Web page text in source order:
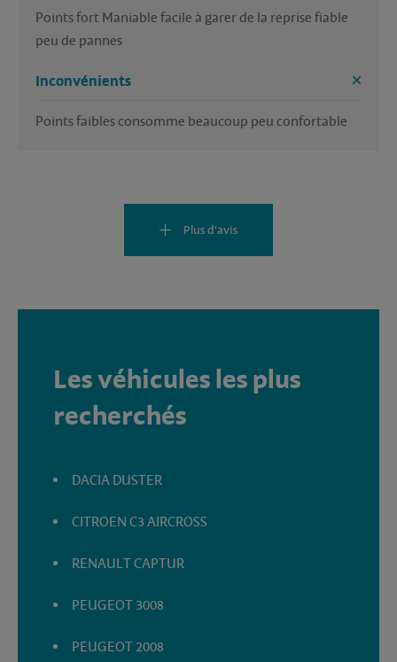
Points fort Maniable facile à garer de la reprise fiable
peu de pannes
Inconvénients
Points faibles consomme beaucoup peu confortable
Plus d'avis
Les véhicules les plus
recherchés
DACIA DUSTER
CITROEN C3 AIRCROSS
RENAULT CAPTUR
PEUGEOT 3008
PEUGEOT 2008